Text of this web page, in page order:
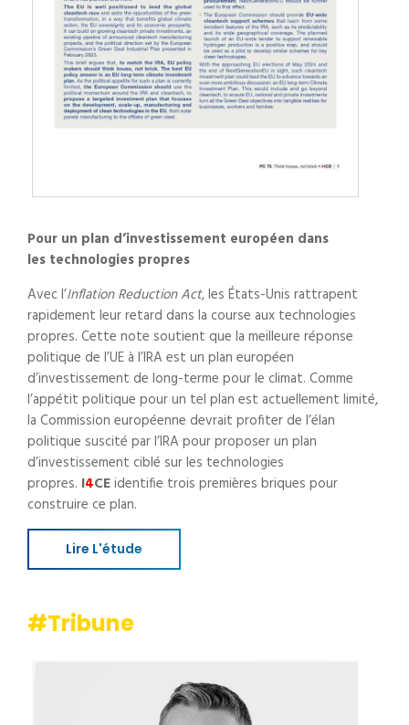
Pour un plan d’investissement européen dans
les technologies propres
Avec l’Inflation Reduction Act, les États-Unis rattrapent
rapidement leur retard dans la course aux technologies
propres. Cette note soutient que la meilleure réponse
politique de l’UE à l’IRA est un plan européen
d’investissement de long-terme pour le climat. Comme
l’appétit politique pour un tel plan est actuellement limité,
la Commission européenne devrait profiter de l’élan
politique suscité par l’IRA pour proposer un plan
d’investissement ciblé sur les technologies
propres. I4CEidentifie trois premières briques pour
construire ce plan.
Lire L'étude
#Tribune